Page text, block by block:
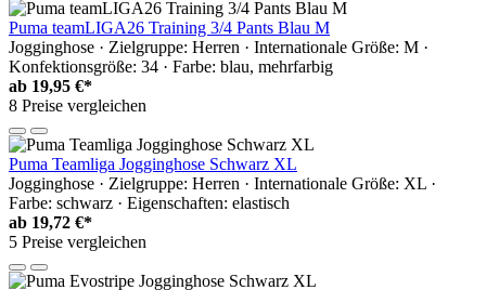
Puma teamLIGA26 Training 3/4 Pants Blau M
Jogginghose · Zielgruppe: Herren · Internationale Größe: M ·
Konfektionsgröße: 34 · Farbe: blau, mehrfarbig
ab 19,95 €*
8 Preise vergleichen
Puma Teamliga Jogginghose Schwarz XL
Jogginghose · Zielgruppe: Herren · Internationale Größe: XL ·
Farbe: schwarz · Eigenschaften: elastisch
ab 19,72 €*
5 Preise vergleichen